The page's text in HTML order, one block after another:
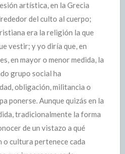
artística, en la Grecia
del culto al cuerpo;
era la religión la que
vestir; y yo diría que, en
en mayor o menor medida, la
grupo social ha
obligación, militancia o
ponerse. Aunque quizás en la
tradicionalmente la forma
de un vistazo a qué
cultura pertenece cada